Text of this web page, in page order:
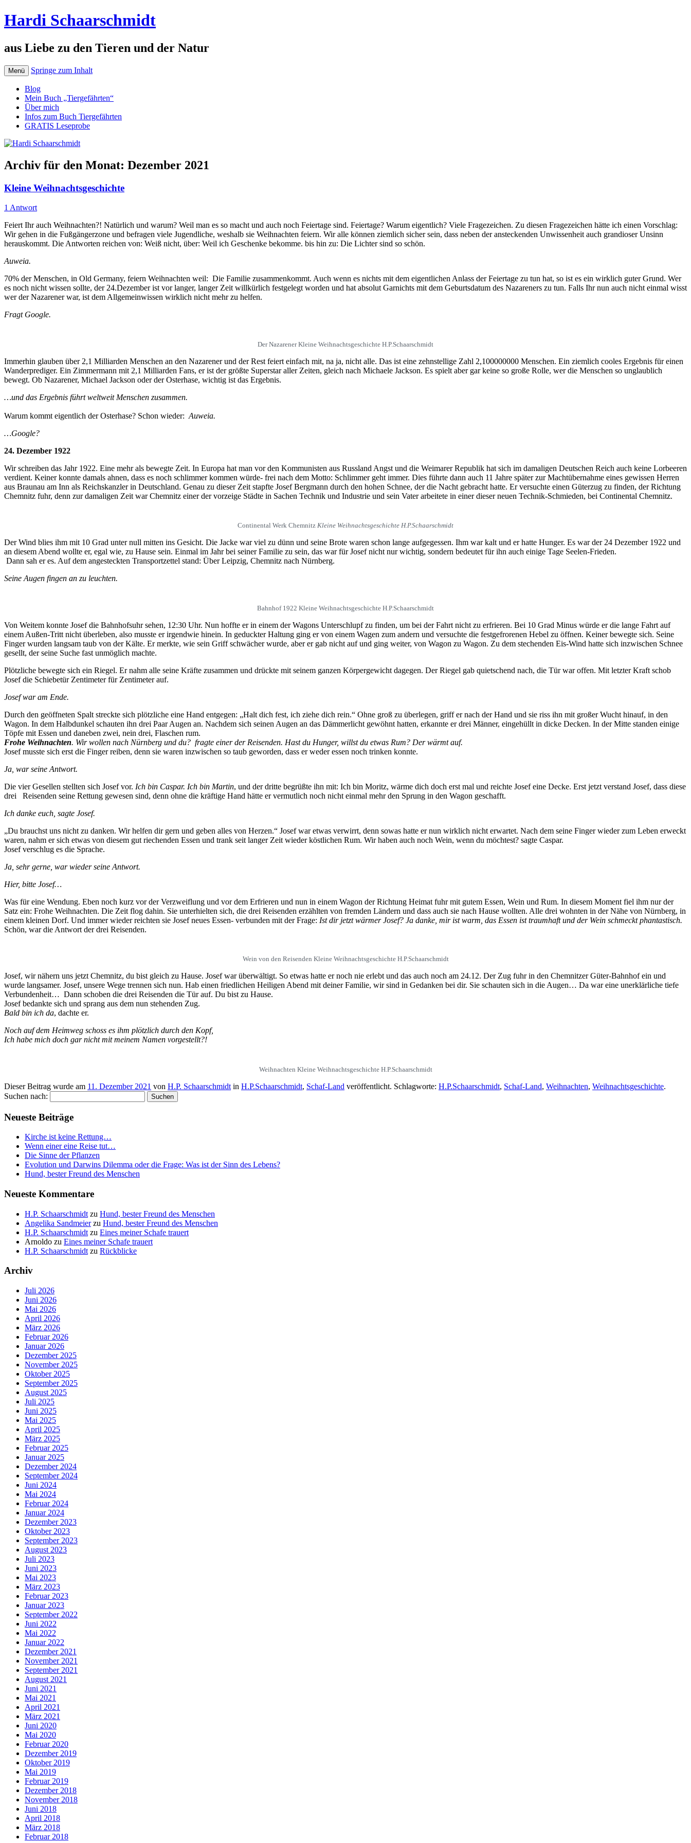
Hardi Schaarschmidt
aus Liebe zu den Tieren und der Natur
Menü Springe zum Inhalt
Blog
Mein Buch „Tiergefährten“
Über mich
Infos zum Buch Tiergefährten
GRATIS Leseprobe
Archiv für den Monat: Dezember 2021
Kleine Weihnachtsgeschichte
1 Antwort
Feiert Ihr auch Weihnachten?! Natürlich und warum? Weil man es so macht und auch noch Feiertage sind. Feiertage? Warum eigentlich? Viele Fragezeichen. Zu diesen Fragezeichen hätte ich einen Vorschlag:
Wir gehen in die Fußgängerzone und befragen viele Jugendliche, weshalb sie Weihnachten feiern. Wir alle können ziemlich sicher sein, dass neben der ansteckenden Unwissenheit auch grandioser Unsinn
herauskommt. Die Antworten reichen von: Weiß nicht, über: Weil ich Geschenke bekomme. bis hin zu: Die Lichter sind so schön.
Auweia.
70% der Menschen, in Old Germany, feiern Weihnachten weil: Die Familie zusammenkommt. Auch wenn es nichts mit dem eigentlichen Anlass der Feiertage zu tun hat, so ist es ein wirklich guter Grund. Wer
es noch nicht wissen sollte, der 24.Dezember ist vor langer, langer Zeit willkürlich festgelegt worden und hat absolut Garnichts mit dem Geburtsdatum des Nazareners zu tun. Falls Ihr nun auch nicht einmal wisst
wer der Nazarener war, ist dem Allgemeinwissen wirklich nicht mehr zu helfen.
Fragt Google.
Der Nazarener Kleine Weihnachtsgeschichte H.P.Schaarschmidt
Immerhin glauben über 2,1 Milliarden Menschen an den Nazarener und der Rest feiert einfach mit, na ja, nicht alle. Das ist eine zehnstellige Zahl 2,100000000 Menschen. Ein ziemlich cooles Ergebnis für einen
Wanderprediger. Ein Zimmermann mit 2,1 Milliarden Fans, er ist der größte Superstar aller Zeiten, gleich nach Michaele Jackson. Es spielt aber gar keine so große Rolle, wer die Menschen so unglaublich
bewegt. Ob Nazarener, Michael Jackson oder der Osterhase, wichtig ist das Ergebnis.
…und das Ergebnis führt weltweit Menschen zusammen.
Warum kommt eigentlich der Osterhase? Schon wieder: Auweia.
…Google?
24. Dezember 1922
Wir schreiben das Jahr 1922. Eine mehr als bewegte Zeit. In Europa hat man vor den Kommunisten aus Russland Angst und die Weimarer Republik hat sich im damaligen Deutschen Reich auch keine Lorbeeren
verdient. Keiner konnte damals ahnen, dass es noch schlimmer kommen würde- frei nach dem Motto: Schlimmer geht immer. Dies führte dann auch 11 Jahre später zur Machtübernahme eines gewissen Herren
aus Braunau am Inn als Reichskanzler in Deutschland. Genau zu dieser Zeit stapfte Josef Bergmann durch den hohen Schnee, der die Nacht gebracht hatte. Er versuchte einen Güterzug zu finden, der Richtung
Chemnitz fuhr, denn zur damaligen Zeit war Chemnitz einer der vorzeige Städte in Sachen Technik und Industrie und sein Vater arbeitete in einer dieser neuen Technik-Schmieden, bei Continental Chemnitz.
Continental Werk Chemnitz Kleine Weihnachtsgeschichte H.P.Schaarschmidt
Der Wind blies ihm mit 10 Grad unter null mitten ins Gesicht. Die Jacke war viel zu dünn und seine Brote waren schon lange aufgegessen. Ihm war kalt und er hatte Hunger. Es war der 24 Dezember 1922 und
an diesem Abend wollte er, egal wie, zu Hause sein. Einmal im Jahr bei seiner Familie zu sein, das war für Josef nicht nur wichtig, sondern bedeutet für ihn auch einige Tage Seelen-Frieden.
Dann sah er es. Auf dem angesteckten Transportzettel stand: Über Leipzig, Chemnitz nach Nürnberg.
Seine Augen fingen an zu leuchten.
Bahnhof 1922 Kleine Weihnachtsgeschichte H.P.Schaarschmidt
Von Weitem konnte Josef die Bahnhofsuhr sehen, 12:30 Uhr. Nun hoffte er in einem der Wagons Unterschlupf zu finden, um bei der Fahrt nicht zu erfrieren. Bei 10 Grad Minus würde er die lange Fahrt auf
einem Außen-Tritt nicht überleben, also musste er irgendwie hinein. In geduckter Haltung ging er von einem Wagen zum andern und versuchte die festgefrorenen Hebel zu öffnen. Keiner bewegte sich. Seine
Finger wurden langsam taub von der Kälte. Er merkte, wie sein Griff schwächer wurde, aber er gab nicht auf und ging weiter, von Wagon zu Wagon. Zu dem stechenden Eis-Wind hatte sich inzwischen Schnee
gesellt, der seine Suche fast unmöglich machte.
Plötzliche bewegte sich ein Riegel. Er nahm alle seine Kräfte zusammen und drückte mit seinem ganzen Körpergewicht dagegen. Der Riegel gab quietschend nach, die Tür war offen. Mit letzter Kraft schob
Josef die Schiebetür Zentimeter für Zentimeter auf.
Josef war am Ende.
Durch den geöffneten Spalt streckte sich plötzliche eine Hand entgegen: „Halt dich fest, ich ziehe dich rein.“ Ohne groß zu überlegen, griff er nach der Hand und sie riss ihn mit großer Wucht hinauf, in den
Wagon. In dem Halbdunkel schauten ihn drei Paar Augen an. Nachdem sich seinen Augen an das Dämmerlicht gewöhnt hatten, erkannte er drei Männer, eingehüllt in dicke Decken. In der Mitte standen einige
Töpfe mit Essen und daneben zwei, nein drei, Flaschen rum.
Frohe Weihnachten. Wir wollen nach Nürnberg und du? fragte einer der Reisenden. Hast du Hunger, willst du etwas Rum? Der wärmt auf.
Josef musste sich erst die Finger reiben, denn sie waren inzwischen so taub geworden, dass er weder essen noch trinken konnte.
Ja, war seine Antwort.
Die vier Gesellen stellten sich Josef vor. Ich bin Caspar. Ich bin Martin, und der dritte begrüßte ihn mit: Ich bin Moritz, wärme dich doch erst mal und reichte Josef eine Decke. Erst jetzt verstand Josef, dass diese
drei Reisenden seine Rettung gewesen sind, denn ohne die kräftige Hand hätte er vermutlich noch nicht einmal mehr den Sprung in den Wagon geschafft.
Ich danke euch, sagte Josef.
„Du brauchst uns nicht zu danken. Wir helfen dir gern und geben alles von Herzen.“ Josef war etwas verwirrt, denn sowas hatte er nun wirklich nicht erwartet. Nach dem seine Finger wieder zum Leben erweckt
waren, nahm er sich etwas von diesem gut riechenden Essen und trank seit langer Zeit wieder köstlichen Rum. Wir haben auch noch Wein, wenn du möchtest? sagte Caspar.
Josef verschlug es die Sprache.
Ja, sehr gerne, war wieder seine Antwort.
Hier, bitte Josef…
Was für eine Wendung. Eben noch kurz vor der Verzweiflung und vor dem Erfrieren und nun in einem Wagon der Richtung Heimat fuhr mit gutem Essen, Wein und Rum. In diesem Moment fiel ihm nur der
Satz ein: Frohe Weihnachten. Die Zeit flog dahin. Sie unterhielten sich, die drei Reisenden erzählten von fremden Ländern und dass auch sie nach Hause wollten. Alle drei wohnten in der Nähe von Nürnberg, in
einem kleinen Dorf. Und immer wieder reichten sie Josef neues Essen- verbunden mit der Frage: Ist dir jetzt wärmer Josef? Ja danke, mir ist warm, das Essen ist traumhaft und der Wein schmeckt phantastisch.
Schön, war die Antwort der drei Reisenden.
Wein von den Reisenden Kleine Weihnachtsgeschichte H.P.Schaarschmidt
Josef, wir nähern uns jetzt Chemnitz, du bist gleich zu Hause. Josef war überwältigt. So etwas hatte er noch nie erlebt und das auch noch am 24.12. Der Zug fuhr in den Chemnitzer Güter-Bahnhof ein und
wurde langsamer. Josef, unsere Wege trennen sich nun. Hab einen friedlichen Heiligen Abend mit deiner Familie, wir sind in Gedanken bei dir. Sie schauten sich in die Augen… Da war eine unerklärliche tiefe
Verbundenheit… Dann schoben die drei Reisenden die Tür auf. Du bist zu Hause.
Josef bedankte sich und sprang aus dem nun stehenden Zug.
Bald bin ich da, dachte er.
Noch auf dem Heimweg schoss es ihm plötzlich durch den Kopf,
Ich habe mich doch gar nicht mit meinem Namen vorgestellt?!
Weihnachten Kleine Weihnachtsgeschichte H.P.Schaarschmidt
Dieser Beitrag wurde am 11. Dezember 2021 von H.P. Schaarschmidt in H.P.Schaarschmidt, Schaf-Land veröffentlicht. Schlagworte: H.P.Schaarschmidt, Schaf-Land, Weihnachten, Weihnachtsgeschichte.
Suchen nach:
Neueste Beiträge
Kirche ist keine Rettung…
Wenn einer eine Reise tut…
Die Sinne der Pflanzen
Evolution und Darwins Dilemma oder die Frage: Was ist der Sinn des Lebens?
Hund, bester Freund des Menschen
Neueste Kommentare
H.P. Schaarschmidt zu Hund, bester Freund des Menschen
Angelika Sandmeierzu Hund, bester Freund des Menschen
H.P. Schaarschmidt zu Eines meiner Schafe trauert
Arnoldo zu Eines meiner Schafe trauert
H.P. Schaarschmidt zu Rückblicke
Archiv
Juli 2026
Juni 2026
Mai 2026
April 2026
März 2026
Februar 2026
Januar 2026
Dezember 2025
November 2025
Oktober 2025
September 2025
August 2025
Juli 2025
Juni 2025
Mai 2025
April 2025
März 2025
Februar 2025
Januar 2025
Dezember 2024
September 2024
Juni 2024
Mai 2024
Februar 2024
Januar 2024
Dezember 2023
Oktober 2023
September 2023
August 2023
Juli 2023
Juni 2023
Mai 2023
März 2023
Februar 2023
Januar 2023
September 2022
Juni 2022
Mai 2022
Januar 2022
Dezember 2021
November 2021
September 2021
August 2021
Juni 2021
Mai 2021
April 2021
März 2021
Juni 2020
Mai 2020
Februar 2020
Dezember 2019
Oktober 2019
Mai 2019
Februar 2019
Dezember 2018
November 2018
Juni 2018
April 2018
März 2018
Februar 2018